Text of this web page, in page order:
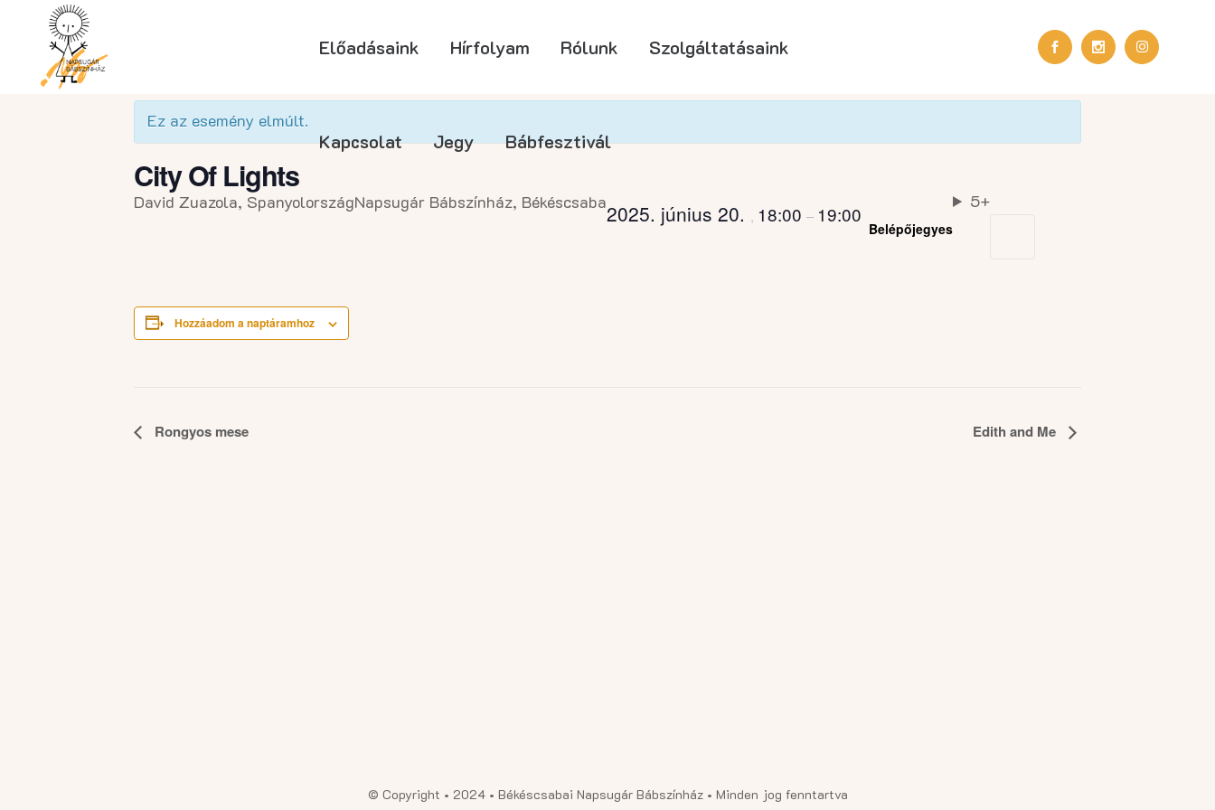
Előadásaink Hírfolyam Rólunk Szolgáltatásaink
Kapcsolat Jegy Bábfesztivál
Ez az esemény elmúlt.
City Of Lights
David Zuazola, SpanyolországNapsugár Bábszínház, Békéscsaba2025. június 20. , 18:00 – 19:00
Belépőjegyes
5+
Hozzáadom a naptáramhoz
Esemény
navigáció
Rongyos mese Edith and Me
© Copyright • 2024 • Békéscsabai Napsugár Bábszínház • Minden jog fenntartva